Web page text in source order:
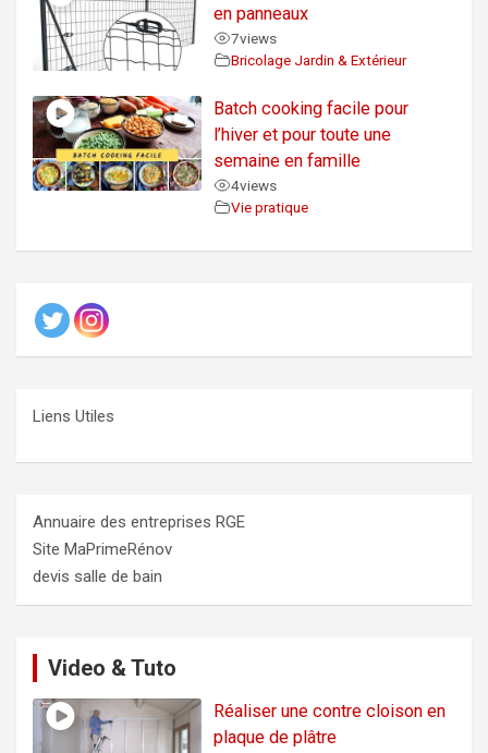
en panneaux
7views
Bricolage Jardin & Extérieur
Batch cooking facile pour
l’hiver et pour toute une
semaine en famille
4views
Vie pratique
Liens Utiles
Annuaire des entreprises RGE
Site MaPrimeRénov
devis salle de bain
Video & Tuto
Réaliser une contre cloison en
plaque de plâtre